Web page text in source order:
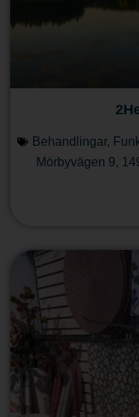
Behandlingar,
Mörbyvägen 9,